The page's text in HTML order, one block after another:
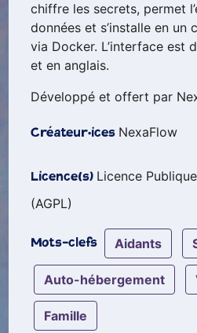
chiffre les secrets, permet
données et s’installe en un
via Docker. L’interface est
et en anglais.
Développé et offert par
Créateur·ices NexaFlow
Licence(s) Licence
(AGPL)
Mots-clefs aidants
Auto-hébergement
famille